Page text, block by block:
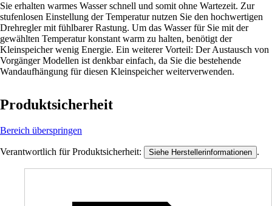
Sie erhalten warmes Wasser schnell und somit ohne Wartezeit. Zur
stufenlosen Einstellung der Temperatur nutzen Sie den hochwertigen
Drehregler mit fühlbarer Rastung. Um das Wasser für Sie mit der
gewählten Temperatur konstant warm zu halten, benötigt der
Kleinspeicher wenig Energie. Ein weiterer Vorteil: Der Austausch von
Vorgänger Modellen ist denkbar einfach, da Sie die bestehende
Wandaufhängung für diesen Kleinspeicher weiterverwenden.
Produktsicherheit
Bereich überspringen
Verantwortlich für Produktsicherheit: Siehe Herstellerinformationen .